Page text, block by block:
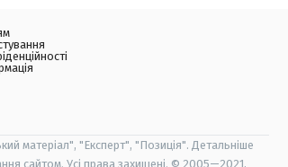
матеріал", "Експерт", "Позиція". Детальніше
сайтом. Усі права захищені. © 2005—2021,